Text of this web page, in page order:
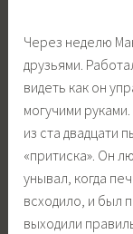
Через неделю
друзьями.
видеть как он
могучими
из ста двадцати
«притиска». Он
унывал, когда
всходило, и был
выходили